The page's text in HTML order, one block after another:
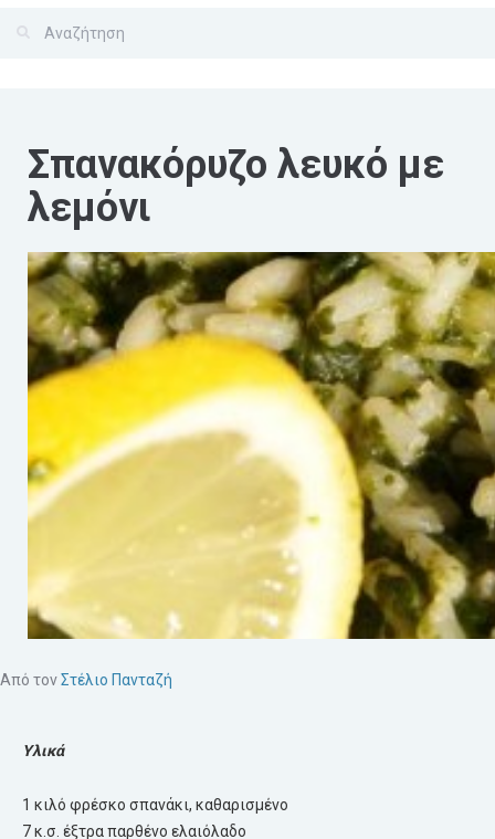
Σπανακόρυζο λευκό με
λεμόνι
Από τονΣτέλιο Πανταζή
Υλικά
1 κιλό φρέσκο σπανάκι, καθαρισμένο
7 κ.σ. έξτρα παρθένο ελαιόλαδο